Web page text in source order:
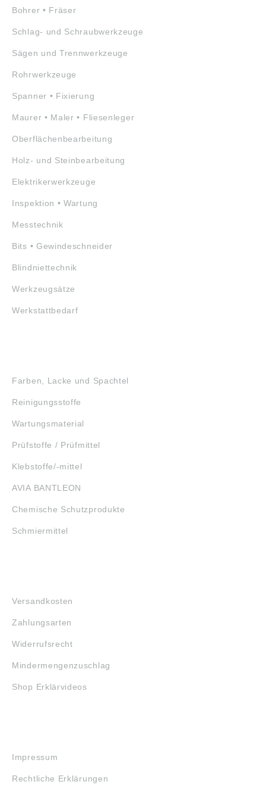
Bohrer • Fräser
Schlag- und Schraubwerkzeuge
Sägen und Trennwerkzeuge
Rohrwerkzeuge
Spanner • Fixierung
Maurer • Maler • Fliesenleger
Oberflächenbearbeitung
Holz- und Steinbearbeitung
Elektrikerwerkzeuge
Inspektion • Wartung
Messtechnik
Bits • Gewindeschneider
Blindniettechnik
Werkzeugsätze
Werkstattbedarf
Farben, Lacke und Spachtel
Reinigungsstoffe
Wartungsmaterial
Prüfstoffe / Prüfmittel
Klebstoffe/-mittel
AVIA BANTLEON
Chemische Schutzprodukte
Schmiermittel
Versandkosten
Zahlungsarten
Widerrufsrecht
Mindermengenzuschlag
Shop Erklärvideos
Impressum
Rechtliche Erklärungen